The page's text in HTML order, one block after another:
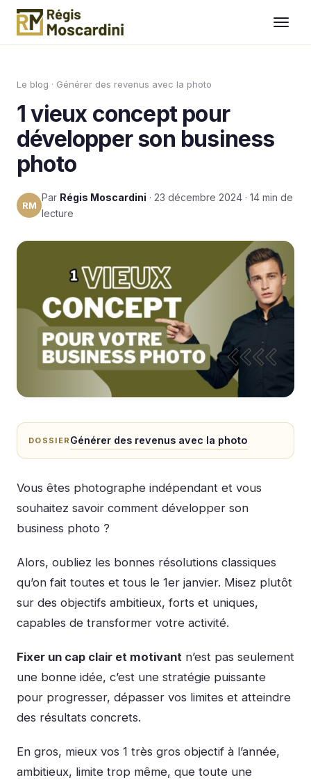
Aller au contenu
Le blog · Générer des revenus avec la photo
1 vieux concept pour
développer son business
photo
RM
Par Régis Moscardini · 23 décembre 2024 · 14 min de
lecture
DOSSIER Générer des revenus avec la photo
Vous êtes photographe indépendant et vous
souhaitez savoir comment développer son
business photo ?
Alors, oubliez les bonnes résolutions classiques
qu’on fait toutes et tous le 1er janvier. Misez plutôt
sur des objectifs ambitieux, forts et uniques,
capables de transformer votre activité.
Fixer un cap clair et motivant n’est pas seulement
une bonne idée, c’est une stratégie puissante
pour progresser, dépasser vos limites et atteindre
des résultats concrets.
En gros, mieux vos 1 très gros objectif à l’année,
ambitieux, limite trop même, que toute une